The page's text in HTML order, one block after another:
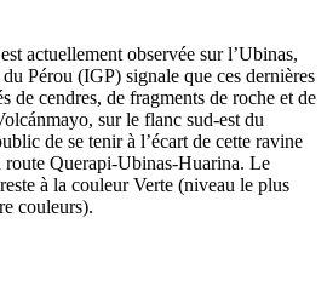
actuellement observée sur l’Ubinas,
Pérou (IGP) signale que ces dernières
de cendres, de fragments de roche et de
sur le flanc sud-est du
de se tenir à l’écart de cette ravine
route Querapi-Ubinas-Huarina. Le
à la couleur Verte (niveau le plus
couleurs).